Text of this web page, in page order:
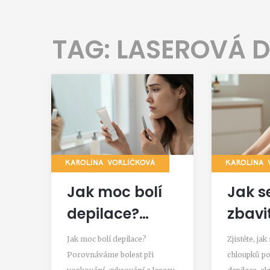
TAG: LASEROVÁ
KAROLÍNA VORLÍČKOVÁ
Jak moc bolí
depilace?
Porovnání
bolesti při
Jak moc bolí depilace?
Porovnáváme bolest při
KAROLÍNA
Jak
Zjistěte,
chloupků